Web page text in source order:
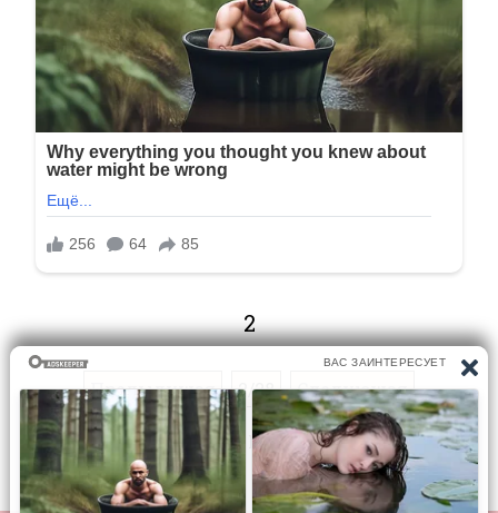
2
Предыдущая 2/28 Следующая
Перейти на страницу: